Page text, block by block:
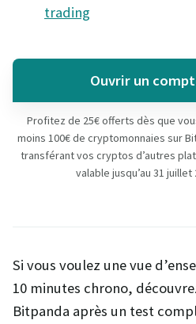
trading
Ouvrir un
Profitez de 25€ offerts dès que
moins 100€ de cryptomonnaies sur
transférant vos cryptos d’autres
valable jusqu’au 31
Si vous voulez une vue
10 minutes chrono,
Bitpanda après un test